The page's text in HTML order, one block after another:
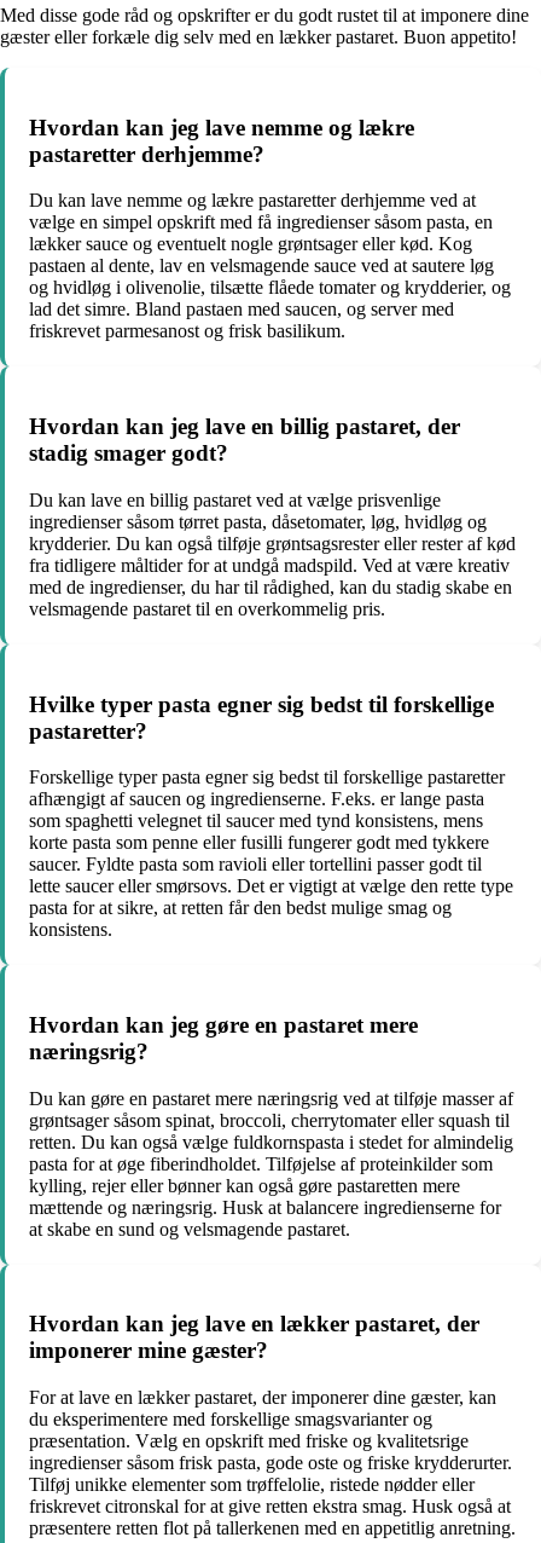
Med disse gode råd og opskrifter er du godt rustet til at imponere dine
gæster eller forkæle dig selv med en lækker pastaret. Buon appetito!
Hvordan kan jeg lave nemme og lækre
pastaretter derhjemme?
Du kan lave nemme og lækre pastaretter derhjemme ved at
vælge en simpel opskrift med få ingredienser såsom pasta, en
lækker sauce og eventuelt nogle grøntsager eller kød. Kog
pastaen al dente, lav en velsmagende sauce ved at sautere løg
og hvidløg i olivenolie, tilsætte flåede tomater og krydderier, og
lad det simre. Bland pastaen med saucen, og server med
friskrevet parmesanost og frisk basilikum.
Hvordan kan jeg lave en billig pastaret, der
stadig smager godt?
Du kan lave en billig pastaret ved at vælge prisvenlige
ingredienser såsom tørret pasta, dåsetomater, løg, hvidløg og
krydderier. Du kan også tilføje grøntsagsrester eller rester af kød
fra tidligere måltider for at undgå madspild. Ved at være kreativ
med de ingredienser, du har til rådighed, kan du stadig skabe en
velsmagende pastaret til en overkommelig pris.
Hvilke typer pasta egner sig bedst til forskellige
pastaretter?
Forskellige typer pasta egner sig bedst til forskellige pastaretter
afhængigt af saucen og ingredienserne. F.eks. er lange pasta
som spaghetti velegnet til saucer med tynd konsistens, mens
korte pasta som penne eller fusilli fungerer godt med tykkere
saucer. Fyldte pasta som ravioli eller tortellini passer godt til
lette saucer eller smørsovs. Det er vigtigt at vælge den rette type
pasta for at sikre, at retten får den bedst mulige smag og
konsistens.
Hvordan kan jeg gøre en pastaret mere
næringsrig?
Du kan gøre en pastaret mere næringsrig ved at tilføje masser af
grøntsager såsom spinat, broccoli, cherrytomater eller squash til
retten. Du kan også vælge fuldkornspasta i stedet for almindelig
pasta for at øge fiberindholdet. Tilføjelse af proteinkilder som
kylling, rejer eller bønner kan også gøre pastaretten mere
mættende og næringsrig. Husk at balancere ingredienserne for
at skabe en sund og velsmagende pastaret.
Hvordan kan jeg lave en lækker pastaret, der
imponerer mine gæster?
For at lave en lækker pastaret, der imponerer dine gæster, kan
du eksperimentere med forskellige smagsvarianter og
præsentation. Vælg en opskrift med friske og kvalitetsrige
ingredienser såsom frisk pasta, gode oste og friske krydderurter.
Tilføj unikke elementer som trøffelolie, ristede nødder eller
friskrevet citronskal for at give retten ekstra smag. Husk også at
præsentere retten flot på tallerkenen med en appetitlig anretning.